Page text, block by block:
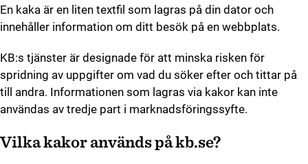
En kaka är en liten textfil som lagras på din dator och
innehåller information om ditt besök på en webbplats.
KB:s tjänster är designade för att minska risken för
spridning av uppgifter om vad du söker efter och tittar på
till andra. Informationen som lagras via kakor kan inte
användas av tredje part i marknadsföringssyfte.
Vilka kakor används på kb.se?